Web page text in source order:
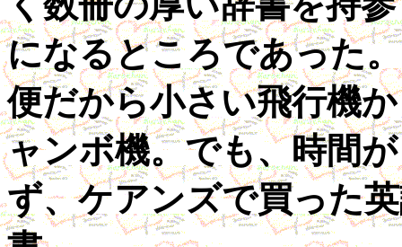
になるところであった
便だから小さい飛行機
ャンボ機。でも、時間
ず、ケアンズで買った